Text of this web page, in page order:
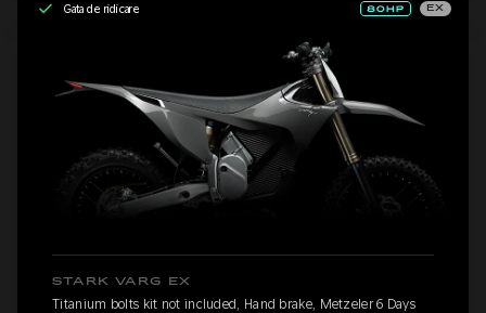
Gata de ridicare EX
STARK VARG EX
Titanium bolts kit not included, Hand brake, Metzeler 6 Days